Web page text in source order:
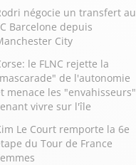
négocie un transfert au
Barcelone depuis
City
le FLNC rejette la
de l'autonomie
menace les "envahisseurs"
vivre sur l'île
Le Court remporte la 6e
du Tour de France